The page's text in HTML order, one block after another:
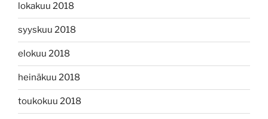
lokakuu 2018
syyskuu 2018
elokuu 2018
heinäkuu 2018
toukokuu 2018